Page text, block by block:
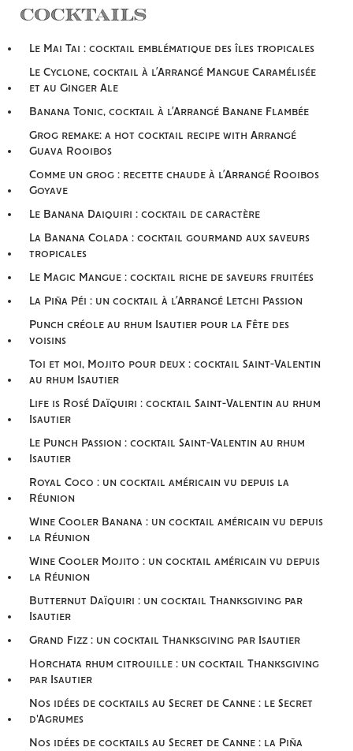
Cocktails
Le Mai Tai : cocktail emblématique des îles tropicales
Le Cyclone, cocktail à l’Arrangé Mangue Caramélisée
et au Ginger Ale
Banana Tonic, cocktail à l’Arrangé Banane Flambée
Grog remake: a hot cocktail recipe with Arrangé
Guava Rooibos
Comme un grog : recette chaude à l’Arrangé Rooibos
Goyave
Le Banana Daiquiri : cocktail de caractère
La Banana Colada : cocktail gourmand aux saveurs
tropicales
Le Magic Mangue : cocktail riche de saveurs fruitées
La Piña Péi : un cocktail à l’Arrangé Letchi Passion
Punch créole au rhum Isautier pour la Fête des
voisins
Toi et moi, Mojito pour deux : cocktail Saint-Valentin
au rhum Isautier
Life is Rosé Daïquiri : cocktail Saint-Valentin au rhum
Isautier
Le Punch Passion : cocktail Saint-Valentin au rhum
Isautier
Royal Coco : un cocktail américain vu depuis la
Réunion
Wine Cooler Banana : un cocktail américain vu depuis
la Réunion
Wine Cooler Mojito : un cocktail américain vu depuis
la Réunion
Butternut Daïquiri : un cocktail Thanksgiving par
Isautier
Grand Fizz : un cocktail Thanksgiving par Isautier
Horchata rhum citrouille : un cocktail Thanksgiving
par Isautier
Nos idées de cocktails au Secret de Canne : le Secret
d'Agrumes
Nos idées de cocktails au Secret de Canne : la Piña